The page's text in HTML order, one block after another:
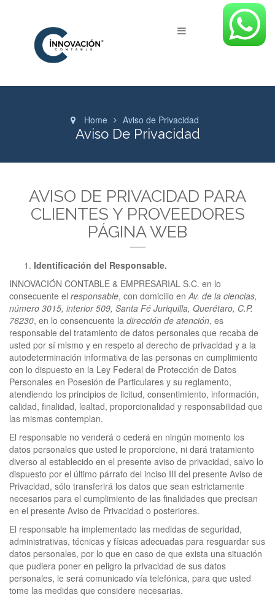
Home Aviso de Privacidad
Aviso De Privacidad
AVISO DE PRIVACIDAD PARA
CLIENTES Y PROVEEDORES
PÁGINA WEB
Identificación del Responsable.
INNOVACIÓN CONTABLE & EMPRESARIAL S.C. en lo
consecuente el responsable, con domicilio enAv. de la ciencias,
número 3015, interior 509, Santa Fé Juriquilla, Querétaro, C.P.
76230, en lo consencuente la dirección de atención, es
responsable del tratamiento de datos personales que recaba de
usted por sí mismo y en respeto al derecho de privacidad y a la
autodeterminación informativa de las personas en cumplimiento
con lo dispuesto en la Ley Federal de Protección de Datos
Personales en Posesión de Particulares y su reglamento,
atendiendo los principios de licitud, consentimiento, información,
calidad, finalidad, lealtad, proporcionalidad y responsabilidad que
las mismas contemplan.
El responsable no venderá o cederá en ningún momento los
datos personales que usted le proporcione, ni dará tratamiento
diverso al establecido en el presente aviso de privacidad, salvo lo
dispuesto por el último párrafo del inciso III del presente Aviso de
Privacidad, sólo transferirá los datos que sean estrictamente
necesarios para el cumplimiento de las finalidades que precisan
en el presente Aviso de Privacidad o posteriores.
El responsable ha implementado las medidas de seguridad,
administrativas, técnicas y físicas adecuadas para resguardar sus
datos personales, por lo que en caso de que exista una situación
que pudiera poner en peligro la privacidad de sus datos
personales, le será comunicado vía telefónica, para que usted
tome las medidas que considere necesarias.